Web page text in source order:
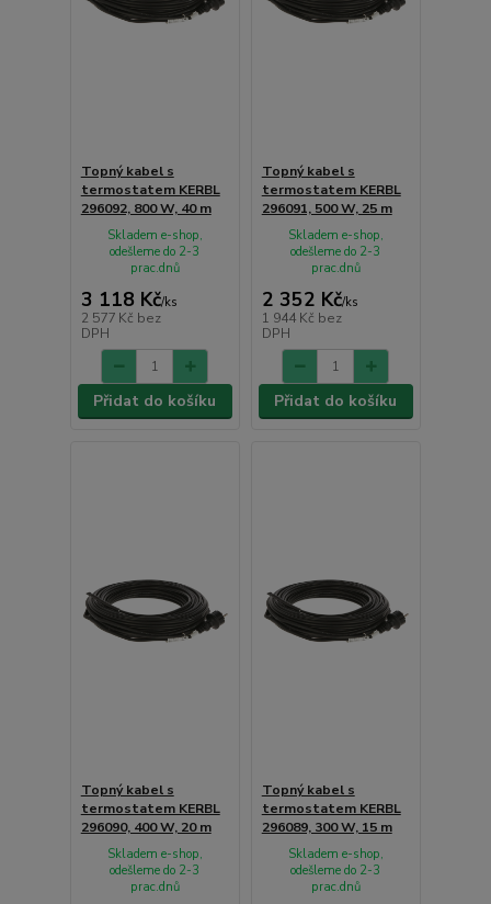
Topný kabel s
termostatem KERBL
296092, 800 W, 40 m
3 118 Kč/ks
2 577 Kč bez
DPH
Skladem e-shop,
odešleme do 2-3
prac.dnů
Přidat do košíku
Topný kabel s
termostatem KERBL
296091, 500 W, 25 m
2 352 Kč/ks
1 944 Kč bez
DPH
Skladem e-shop,
odešleme do 2-3
prac.dnů
Přidat do košíku
Topný kabel s
termostatem KERBL
296090, 400 W, 20 m
Skladem e-shop,
odešleme do 2-3
prac.dnů
Topný kabel s
termostatem KERBL
296089, 300 W, 15 m
Skladem e-shop,
odešleme do 2-3
prac.dnů